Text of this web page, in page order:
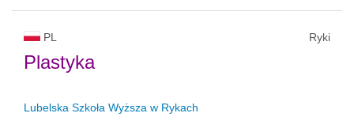
PL Ryki
Plastyka
Lubelska Szkoła Wyższa w Rykach